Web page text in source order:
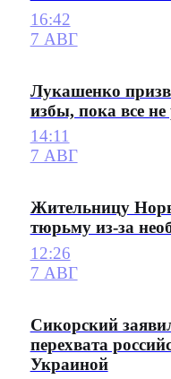
16:42
7 АВГ
Лукашенко
избы, пока все не
14:11
7 АВГ
Жительницу
тюрьму из-за
12:26
7 АВГ
Сикорский
перехвата
Украиной